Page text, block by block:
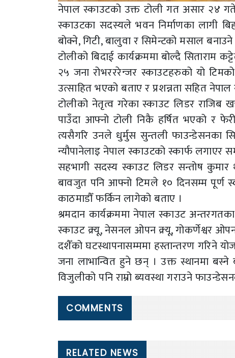
नेपाल स्काउटको उक्त टोली गत असार २४ गते
स्काउटका सदस्यले भवन निर्माणका लागी
बोक्ने, गिटी, बालुवा र सिमेन्टको मसाल
टोलीको बिदाई कार्यक्रममा बोल्दै
२५ जना रोभरररेन्जर स्काउटहरुको यो
उत्साहित भएको बताए र प्रशन्नता सहित
टोलीको नेतृत्व गरेका स्काउट लिडर राजिब
पाउँदा आफ्नो टोली निकै हर्षित भएको र
त्यसैगरि उनले धुर्मुस सुन्तली फाउन्डेसनका
न्यौपानेलाइ नेपाल स्काउटको स्कार्फ लगाएर
सहभागी सदस्य स्काउट लिडर सन्तोष कुमार
बावजुत पनि आफ्नो टिमले १० दिनसम्म पूर्ण
काठमाडौँ फर्किन लागेको बताए ।
श्रमदान कार्यक्रममा नेपाल स्काउट
स्काउट क्र्यू, नेसनल ओपन क्र्यू, गोकर्णेश्वर
दशैँको घटस्थापनासम्ममा हस्तान्तरण गरिने
जना लाभान्वित हुने छन् । उक्त स्थानमा बस्ने
विजुलीको पनि राम्रो ब्यवस्था गराउने
COMMENTS
RELATED NEWS